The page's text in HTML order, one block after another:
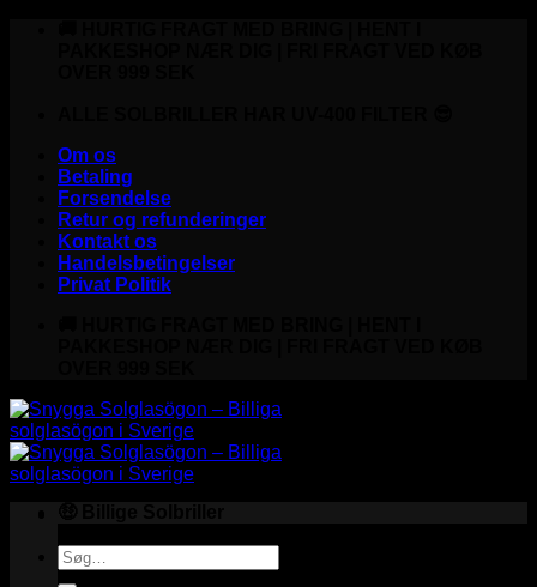
Om os
Betaling
Forsendelse
Retur og refunderinger
Kontakt os
Handelsbetingelser
Privat Politik
Søg
efter: